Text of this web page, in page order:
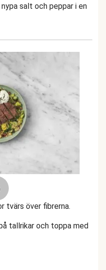
salt och peppar i en
tvärs över fibrerna.
tallrikar och toppa med